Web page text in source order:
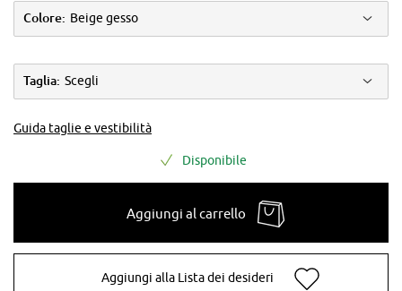
Colore: Beige gesso
Taglia: Scegli
Guida taglie e vestibilità
Disponibile
Aggiungi al carrello
Aggiungi alla Lista dei desideri